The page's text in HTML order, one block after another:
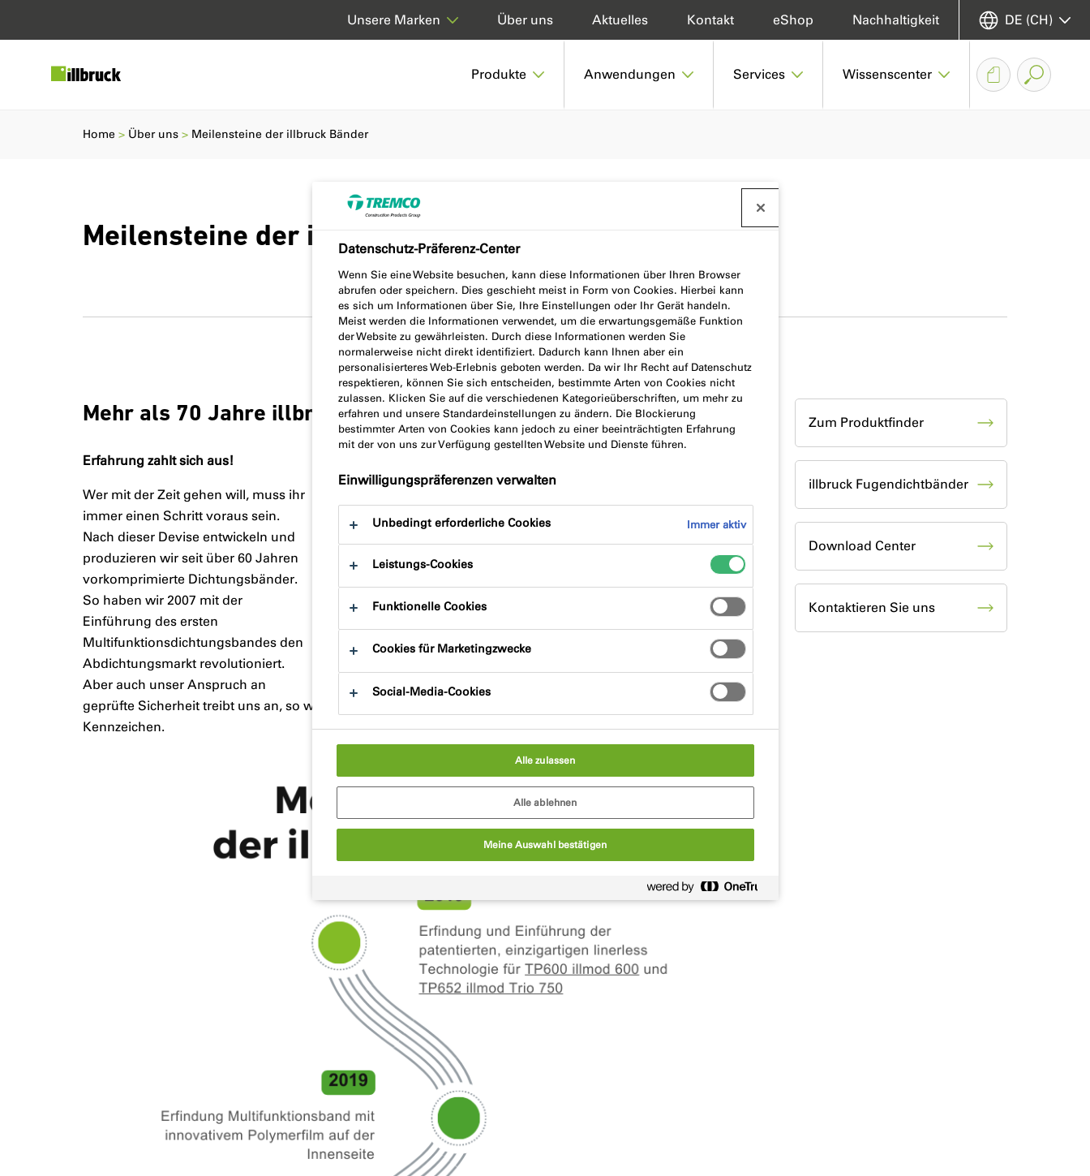
Produkte Anwendungen Services Wissenscenter
Über uns Aktuelles Kontakt eShop Nachhaltigkeit
Unsere Marken DE (CH)
Meilensteine der illbruck Bänder
Home Über uns Meilensteine der illbruck Bänder
Mehr als 70 Jahre illbruck Bänder
Erfahrung zahlt sich aus!
Wer mit der Zeit gehen will, muss ihr
immer einen Schritt voraus sein.
Nach dieser Devise entwickeln und
produzieren wir seit über 60 Jahren
vorkomprimierte Dichtungsbänder.
So haben wir 2007 mit der
Einführung des ersten
Multifunktionsdichtungsbandes den
Abdichtungsmarkt revolutioniert.
Aber auch unser Anspruch an
geprüfte Sicherheit treibt uns an, so war
Kennzeichen.
Zum Produktfinder
illbruck Fugendichtbänder
Download Center
Kontaktieren Sie uns
Datenschutz-Präferenz-Center
Wenn Sie eine Website besuchen, kann diese Informationen über Ihren Browser
abrufen oder speichern. Dies geschieht meist in Form von Cookies. Hierbei kann
es sich um Informationen über Sie, Ihre Einstellungen oder Ihr Gerät handeln.
Meist werden die Informationen verwendet, um die erwartungsgemäße Funktion
der Website zu gewährleisten. Durch diese Informationen werden Sie
normalerweise nicht direkt identifiziert. Dadurch kann Ihnen aber ein
personalisierteres Web-Erlebnis geboten werden. Da wir Ihr Recht auf Datenschutz
respektieren, können Sie sich entscheiden, bestimmte Arten von Cookies nicht
zulassen. Klicken Sie auf die verschiedenen Kategorieüberschriften, um mehr zu
erfahren und unsere Standardeinstellungen zu ändern. Die Blockierung
bestimmter Arten von Cookies kann jedoch zu einer beeinträchtigten Erfahrung
mit der von uns zur Verfügung gestellten Website und Dienste führen.
Einwilligungspräferenzen verwalten
Unbedingt erforderliche Cookies Immer aktiv
Leistungs-Cookies
Funktionelle Cookies
Cookies für Marketingzwecke
Social-Media-Cookies
Alle zulassen
Alle ablehnen
Meine Auswahl bestätigen